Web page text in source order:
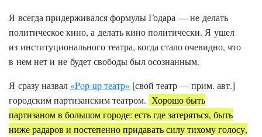
Я всегда придерживался формулы Годара — не делать
политическое кино, а делать кино политически. Я ушел
из институционального театра, когда стало очевидно, что
в нем нет и не будет свободы был осознанным.
Я сразу назвал «Pop-up театр» [свой театр — прим. авт.]
городским партизанским театром. Хорошо быть
партизаном в большом городе: есть где затеряться, быть
ниже радаров и постепенно придавать силу тихому голосу,